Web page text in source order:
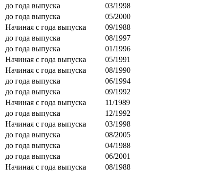
до года выпуска
03/1998
до года выпуска
05/2000
Начиная с года выпуска
09/1988
до года выпуска
08/1997
до года выпуска
01/1996
Начиная с года выпуска
05/1991
Начиная с года выпуска
08/1990
до года выпуска
06/1994
до года выпуска
09/1992
Начиная с года выпуска
11/1989
до года выпуска
12/1992
Начиная с года выпуска
03/1998
до года выпуска
08/2005
до года выпуска
04/1988
до года выпуска
06/2001
Начиная с года выпуска
08/1988